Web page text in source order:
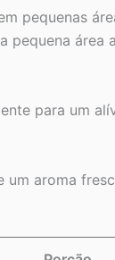
pequenas
pequena área
para um
um aroma